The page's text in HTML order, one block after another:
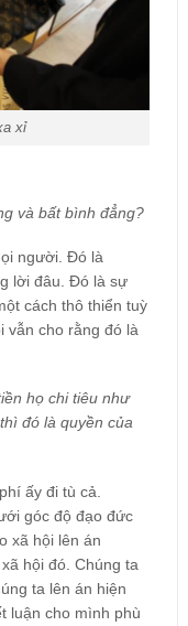
xỉ
và bất bình đẳng?
người. Đó là
lời đâu. Đó là sự
cách thô thiển tuỳ
vẫn cho rằng đó là
họ chi tiêu như
đó là quyền của
ấy đi tù cả.
góc độ đạo đức
xã hội lên án
hội đó. Chúng ta
ta lên án hiện
luận cho mình phù